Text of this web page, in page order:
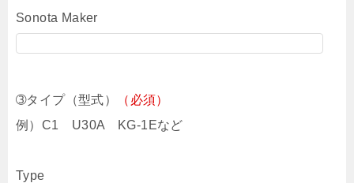
Sonota Maker
➂タイプ（型式）
（必須）
例）C1 U30A KG-1Eなど
Type